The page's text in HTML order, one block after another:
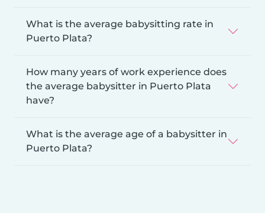
What is the average babysitting rate in
Puerto Plata?
How many years of work experience does
the average babysitter in Puerto Plata
have?
What is the average age of a babysitter in
Puerto Plata?